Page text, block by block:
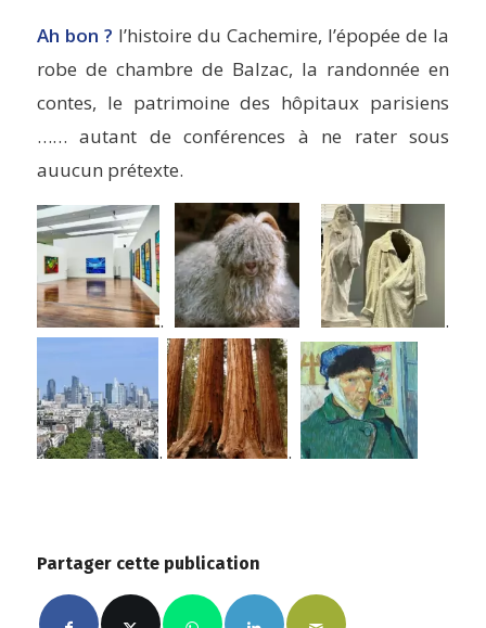
Ah bon ? l’histoire du Cachemire, l’épopée de la
robe de chambre de Balzac, la randonnée en
contes, le patrimoine des hôpitaux parisiens
…… autant de conférences à ne rater sous
auucun prétexte.
. .
. .
Partager cette publication